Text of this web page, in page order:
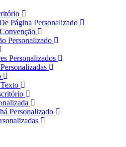
Página Personalizado
Personalizado
Personalizados
Personalizado